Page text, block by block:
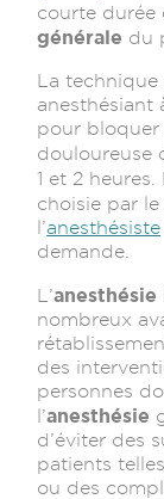
courte durée
générale du
La
anesthésiant
pour bloquer
douloureuse
1 et 2
choisie par
l’anesthésiste
demande.
L’
nombreux
des
personnes
l’anesthésie
d’éviter des
patients
ou des